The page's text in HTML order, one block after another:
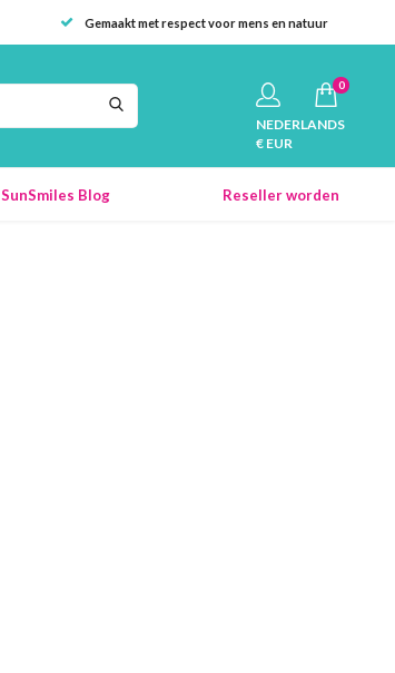
Gemaakt met respect voor mens en natuur
0
NEDERLANDS
€ EUR
SunSmiles Blog Reseller worden